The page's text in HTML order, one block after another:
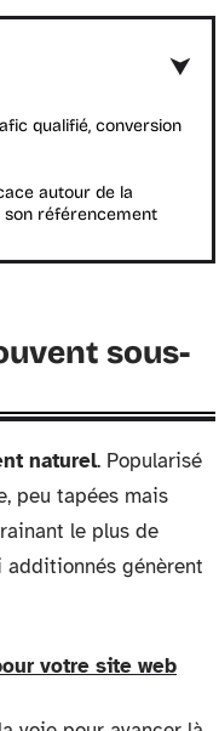
qualifié, conversion
autour de la
référencement
sous-
naturel. Popularisé
peu tapées mais
le plus de
additionnés génèrent
votre site web